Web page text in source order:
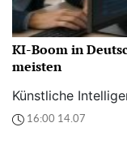
KI-Boom in
meisten
Künstliche
16:00 14.07